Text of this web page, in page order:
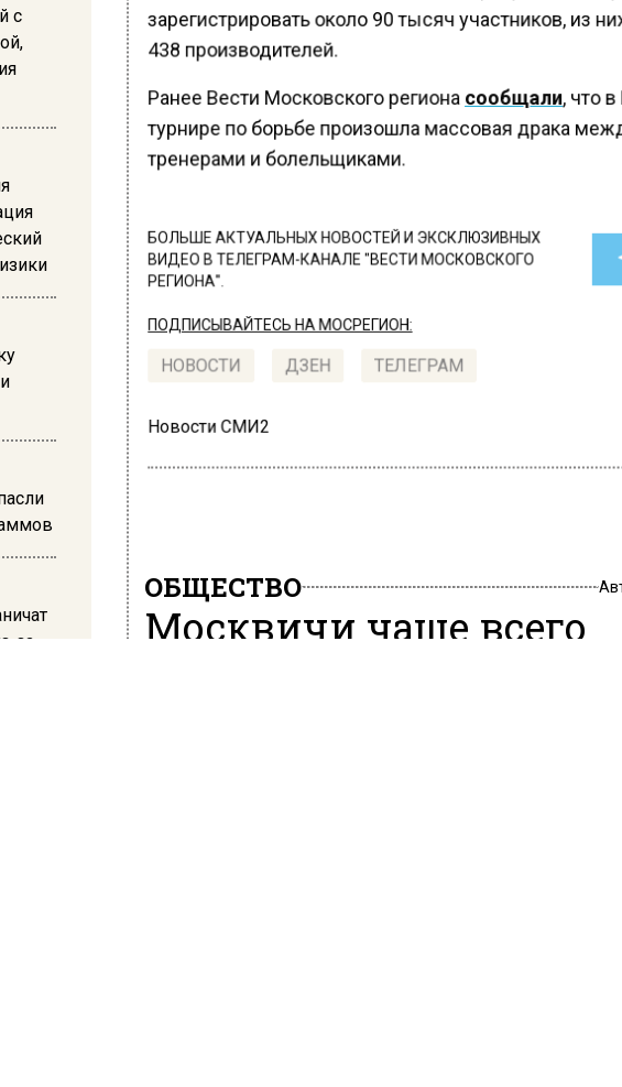
с
за
зарегистрировать около 90 тысяч участников, из
438 производителей.
Ранее Вести Московского региона сообщали, что
турнире по борьбе произошла массовая драка
тренерами и болельщиками.
БОЛЬШЕ АКТУАЛЬНЫХ НОВОСТЕЙ И ЭКСКЛЮЗИВНЫХ
ВИДЕО В ТЕЛЕГРАМ-КАНАЛЕ "ВЕСТИ МОСКОВСКОГО
РЕГИОНА".
ПОДПИСЫВАЙТЕСЬ НА МОСРЕГИОН:
НОВОСТИ ДЗЕН ТЕЛЕГРАМ
Новости СМИ2
ОБЩЕСТВО
Москвичи чаще всего